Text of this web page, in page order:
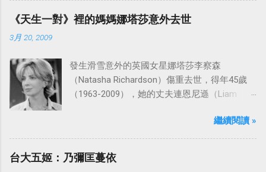
ABC頻道首播，共播出了249集。 令人懷念的愛
之船旋律：
《天生一對》裡的媽媽娜塔莎意外去世
3月 20, 2009
發生滑雪意外的英國女星娜塔莎李察森
（Natasha Richardson）傷重去世，得年45歲
（1963-2009），她的丈夫連恩尼遜（Liam
到傷心，希望外界給他們空間撫平傷痛。繼續閱讀 »
台大五姬：乃彌匡蔓依